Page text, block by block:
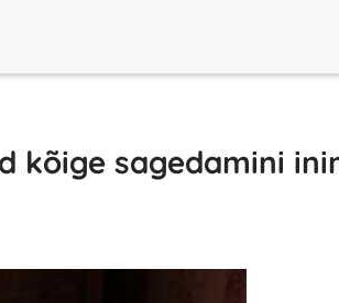
kõige sagedamini